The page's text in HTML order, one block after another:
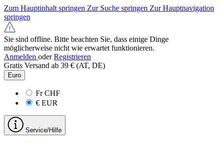
Zum Hauptinhalt springen Zur Suche springen Zur Hauptnavigation
springen
Sie sind offline. Bitte beachten Sie, dass einige Dinge
möglicherweise nicht wie erwartet funktionieren.
Anmelden oder Registrieren
Gratis Versand ab 39 € (AT, DE)
Euro
FrCHF
€ EUR
Service/Hilfe